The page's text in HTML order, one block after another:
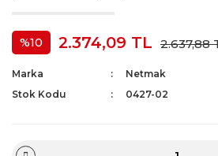
%10 2.374,09 TL 2.637,88
Marka
Netmak
Stok Kodu
0427-02